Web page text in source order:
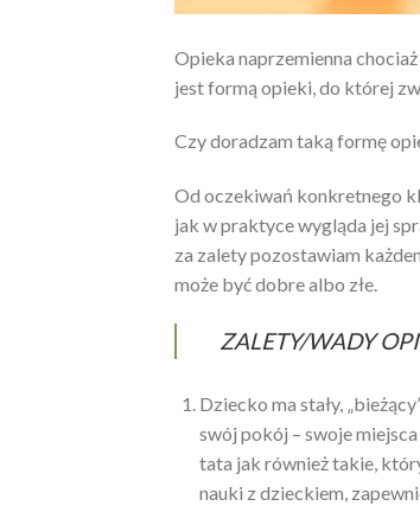
Opieka naprzemienna
jest formą opieki, do której
Czy doradzam taką formę
Od oczekiwań konkretnego
jak w praktyce wygląda jej
za zalety pozostawiam
może być dobre albo złe.
ZALETY/WADY
Dziecko ma stały,
swój pokój – swoje
tata jak również takie,
nauki z dzieckiem,